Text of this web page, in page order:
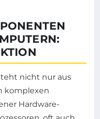
nicht nur aus
komplexen
Hardware-